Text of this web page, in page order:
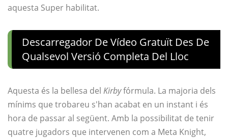
aquesta Super habilitat.
Descarregador De Vídeo Gratuït Des De
Qualsevol Versió Completa Del Lloc
Aquesta és la bellesa del Kirbyfórmula. La majoria dels
mínims que trobareu s'han acabat en un instant i és
hora de passar al següent. Amb la possibilitat de tenir
quatre jugadors que intervenen com a Meta Knight,